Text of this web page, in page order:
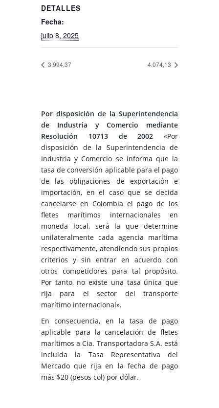
DETALLES
Fecha:
julio 8, 2025
3.994,37 4.074,13
Por disposición de la Superintendencia
de Industria y Comercio mediante
Resolución 10713 de 2002 «Por
disposición de la Superintendencia de
Industria y Comercio se informa que la
tasa de conversión aplicable para el pago
de las obligaciones de exportación e
importación, en el caso que se decida
cancelarse en Colombia el pago de los
fletes marítimos internacionales en
moneda local, será la que determine
unilateralmente cada agencia marítima
respectivamente, atendiendo sus propios
criterios y sin entrar en acuerdo con
otros competidores para tal propósito.
Por tanto, no existe una tasa única que
rija para el sector del transporte
marítimo internacional».
En consecuencia, en la tasa de pago
aplicable para la cancelación de fletes
marítimos a Cia. Transportadora S.A. está
incluida la Tasa Representativa del
Mercado que rija en la fecha de pago
más $20 (pesos col) por dólar.